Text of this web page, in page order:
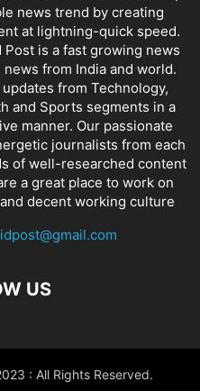
news trend by creating
at lightning-quick speed.
is a fast growing news
from India and world.
from Technology,
and Sports segments in a
manner. Our passionate
journalists from each
of well-researched content
a great place to work on
decent working culture
US
: All Rights Reserved.